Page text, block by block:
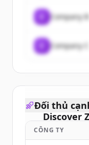
Company B
Company C
Discover
Sign up for
Đối thủ
CÔNG TY